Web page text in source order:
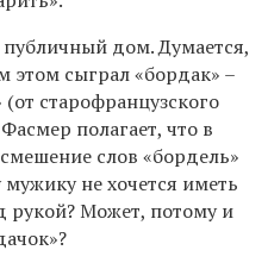
публичный дом. Думается,
этом сыграл «бордак» –
старофранцузского
полагает, что в
слов «бордель»
не хочется иметь
рукой? Может, потому и